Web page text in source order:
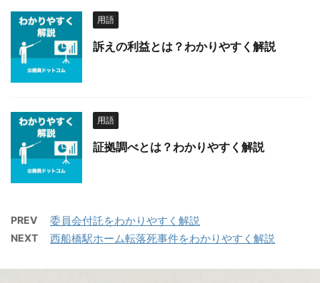
用語
訴えの利益とは？わかりやすく解説
用語
証拠調べとは？わかりやすく解説
PREV 委員会付託をわかりやすく解説
NEXT 西船橋駅ホーム転落死事件をわかりやすく解説